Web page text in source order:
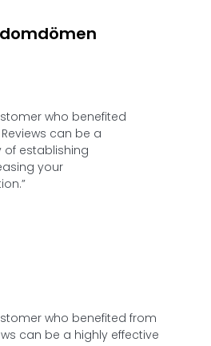
who benefited
can be a
of establishing
your
who benefited from
can be a highly effective